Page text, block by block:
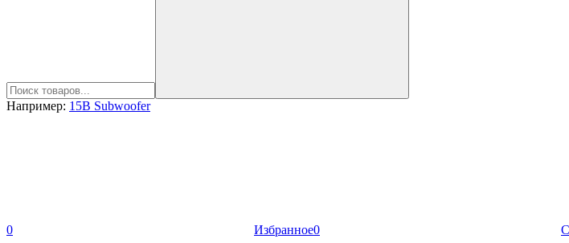
Например: 15B Subwoofer
0 Избранное0